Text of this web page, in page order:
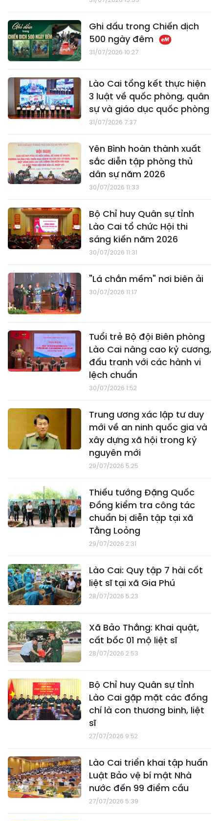
Ghi dấu trong Chiến dịch
500 ngày đêm
31/07/2026 10:27
Lào Cai tổng kết thực hiện
3 luật về quốc phòng, quân
sự và giáo dục quốc phòng
31/07/2026 7:37
Yên Bình hoàn thành xuất
sắc diễn tập phòng thủ
dân sự năm 2026
30/07/2026 11:33
Bộ Chỉ huy Quân sự tỉnh
Lào Cai tổ chức Hội thi
sáng kiến năm 2026
30/07/2026 11:31
"Lá chắn mềm" nơi biên ải
30/07/2026 11:17
Tuổi trẻ Bộ đội Biên phòng
Lào Cai nâng cao kỷ cương,
đấu tranh với các hành vi
lệch chuẩn
30/07/2026 1:52
Trung ương xác lập tư duy
mới về an ninh quốc gia và
xây dựng xã hội trong kỷ
nguyên mới
29/07/2026 5:25
Thiếu tướng Đặng Quốc
Đồng kiểm tra công tác
chuẩn bị diễn tập tại xã
Tằng Loỏng
29/07/2026 2:31
Lào Cai: Quy tập 7 hài cốt
liệt sĩ tại xã Gia Phú
28/07/2026 5:23
Xã Bảo Thắng: Khai quật,
cất bốc 01 mộ liệt sĩ
28/07/2026 2:53
Bộ Chỉ huy Quân sự tỉnh
Lào Cai gặp mặt các đồng
chí là con thương binh, liệt
sĩ
27/07/2026 9:52
Lào Cai triển khai tập huấn
Luật Bảo vệ bí mật Nhà
nước đến 99 điểm cầu
27/07/2026 5:39